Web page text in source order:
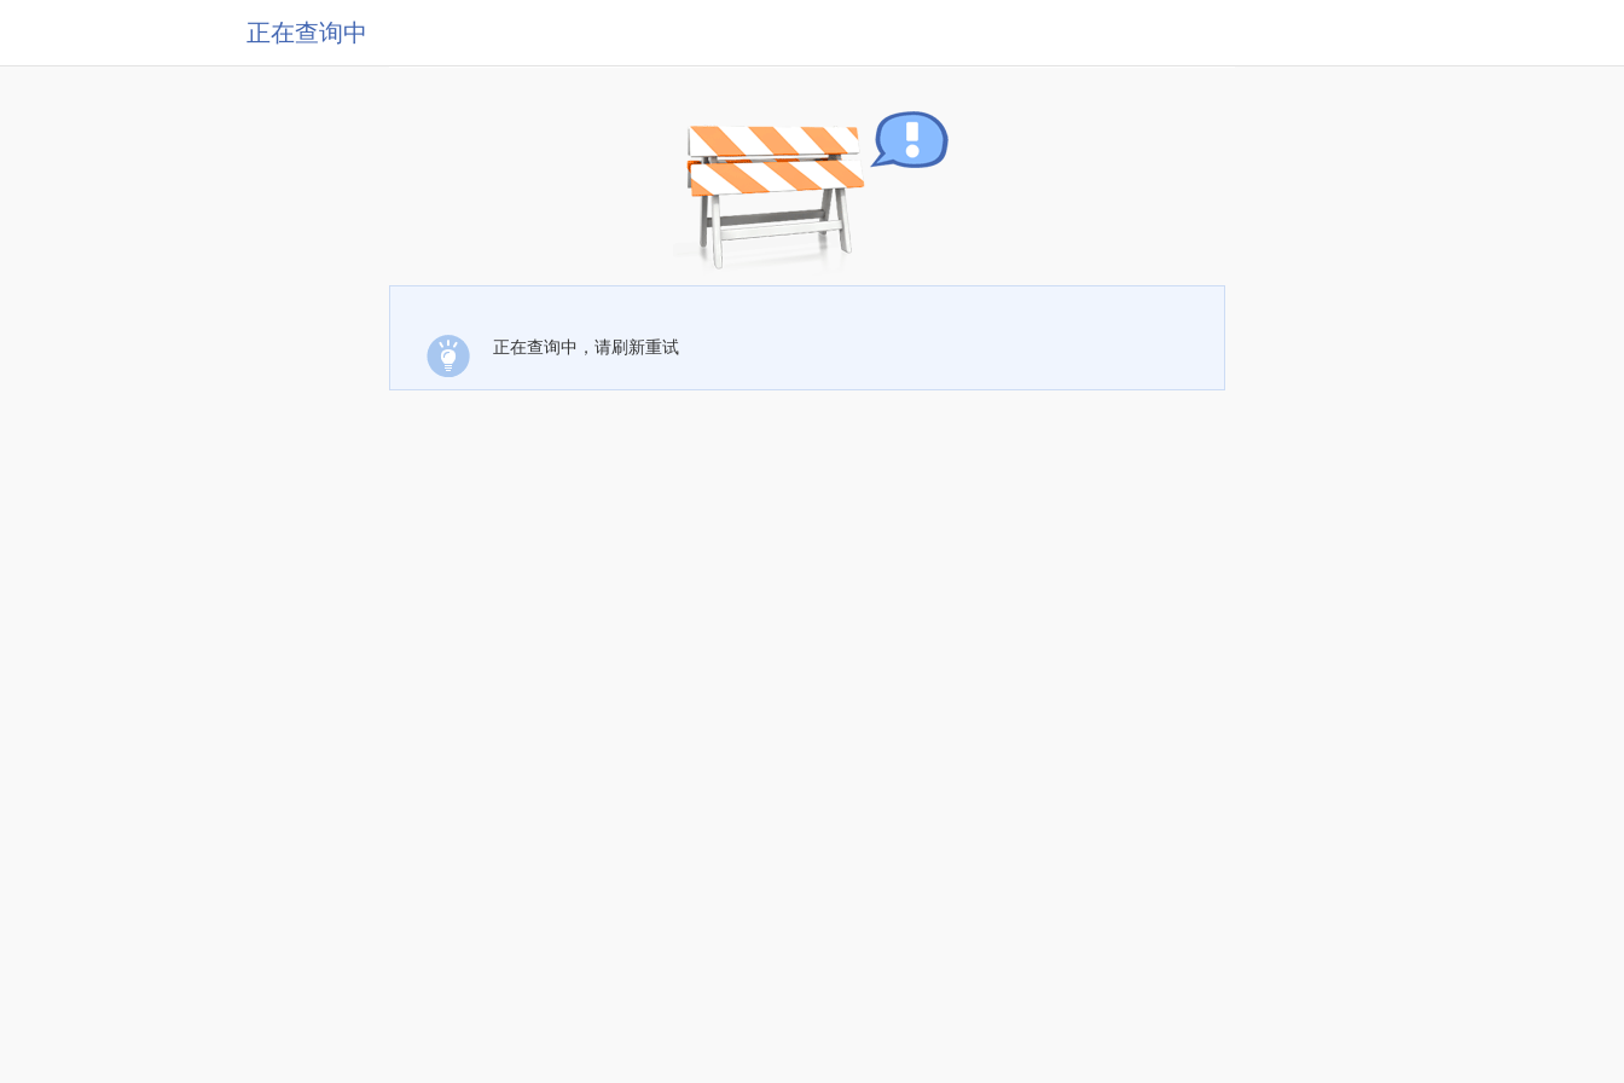
正在查询中
正在查询中，请刷新重试